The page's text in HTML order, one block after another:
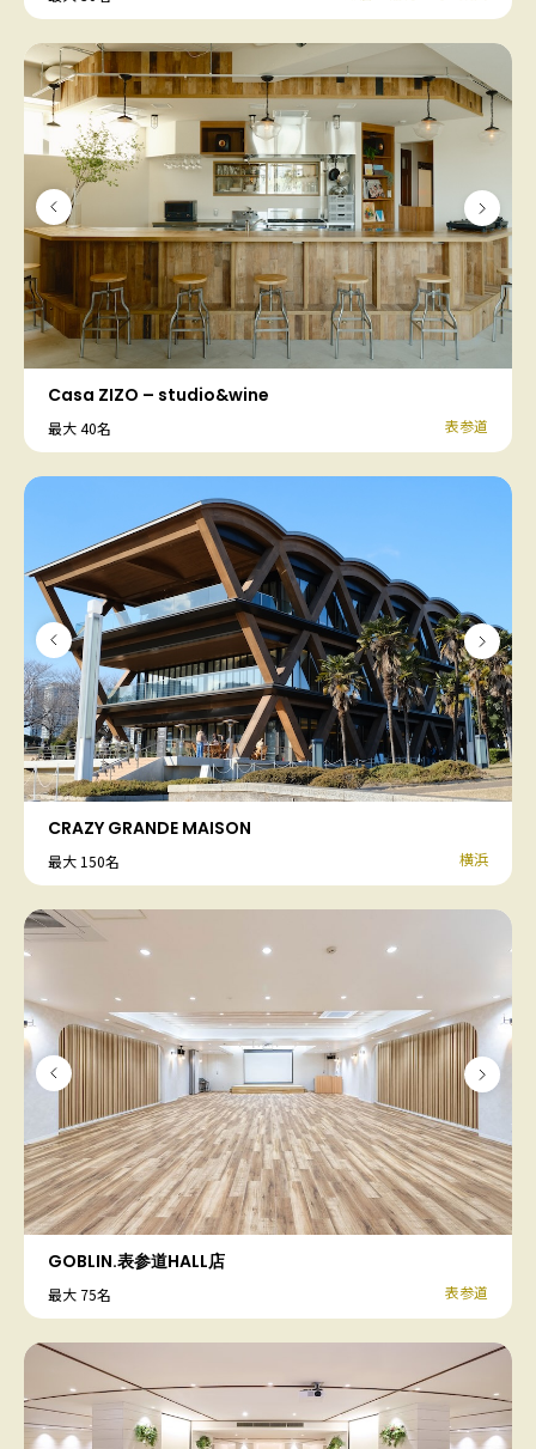
Casa ZIZO – studio&wine
最大 40名 表参道
CRAZY GRANDE MAISON
最大 150名 横浜
GOBLIN.表参道HALL店
最大 75名 表参道